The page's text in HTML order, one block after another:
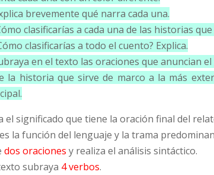
brevemente qué narra cada una.
clasificarías a cada una de las historias
clasificarías a todo el cuento? Explica.
en el texto las oraciones que anuncian
la historia que sirve de marco a la más
el significado que tiene la oración final del
es la función del lenguaje y la trama
dos oraciones y realiza el análisis sintáctico.
subraya 4 verbos.